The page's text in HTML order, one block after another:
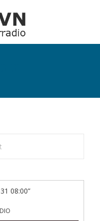
31
08:00”